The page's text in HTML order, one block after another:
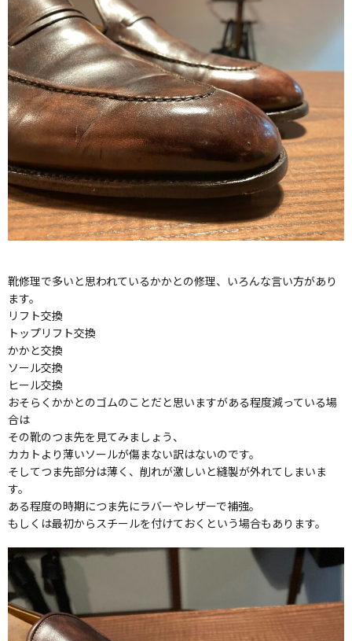
靴修理で多いと思われているかかとの修理、いろんな言い方があり
ます。
リフト交換
トップリフト交換
かかと交換
ソール交換
ヒール交換
おそらくかかとのゴムのことだと思いますがある程度減っている場
合は
その靴のつま先を見てみましょう、
カカトより薄いソールが傷まない訳はないのです。
そしてつま先部分は薄く、削れが激しいと縫製が外れてしまいま
す。
ある程度の時期につま先にラバーやレザーで補強。
もしくは最初からスチールを付けておくという場合もあります。